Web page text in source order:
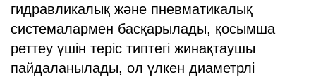
гидравликалық және пневматикалық
системалармен басқарылады, қосымша
реттеу үшін теріс типтегі жинақтаушы
пайдаланылады, ол үлкен диаметрлі